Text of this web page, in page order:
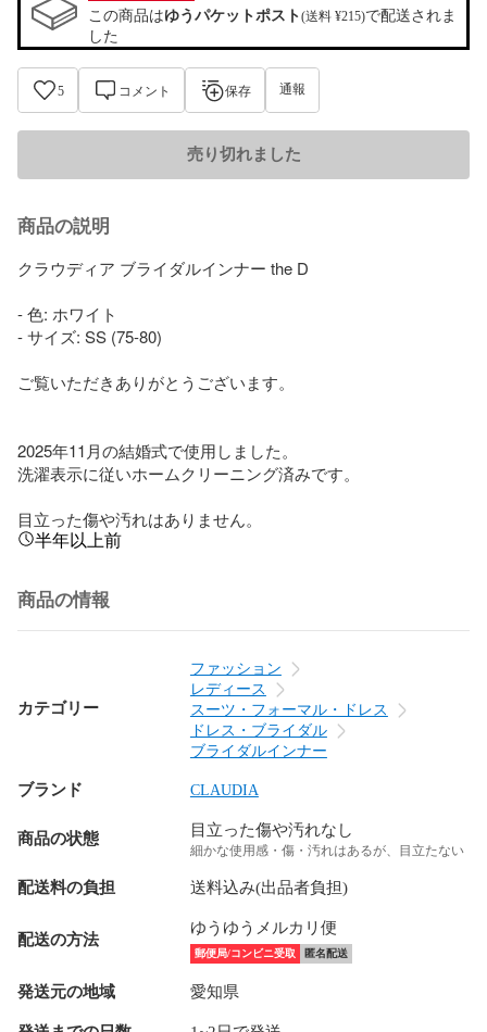
この商品はゆうパケットポスト(送料 ¥215)で配送されま
した
5 コメント 保存 通報
売り切れました
商品の説明
クラウディア ブライダルインナー the D
- 色: ホワイト
- サイズ: SS (75-80)
ご覧いただきありがとうございます。
2025年11月の結婚式で使用しました。
洗濯表示に従いホームクリーニング済みです。
目立った傷や汚れはありません。
半年以上前
商品の情報
カテゴリー
ファッション
レディース
スーツ・フォーマル・ドレス
ドレス・ブライダル
ブライダルインナー
ブランド CLAUDIA
商品の状態 目立った傷や汚れなし
細かな使用感・傷・汚れはあるが、目立たない
配送料の負担 送料込み(出品者負担)
配送の方法
ゆうゆうメルカリ便
郵便局/コンビニ受取 匿名配送
発送元の地域 愛知県